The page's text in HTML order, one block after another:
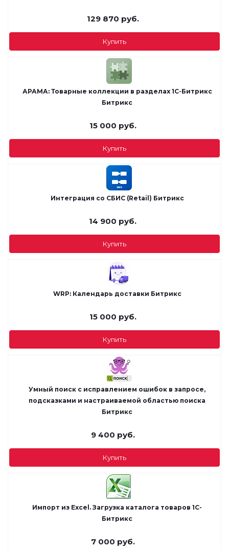
129 870 руб.
Купить
АРАМА: Товарные коллекции в разделах 1С-Битрикс
Битрикс
15 000 руб.
Купить
Интеграция со СБИС (Retail) Битрикс
14 900 руб.
Купить
WRP: Календарь доставки Битрикс
15 000 руб.
Купить
Умный поиск с исправлением ошибок в запросе,
подсказками и настраиваемой областью поиска
Битрикс
9 400 руб.
Купить
Импорт из Excel. Загрузка каталога товаров 1С-
Битрикс
7 000 руб.